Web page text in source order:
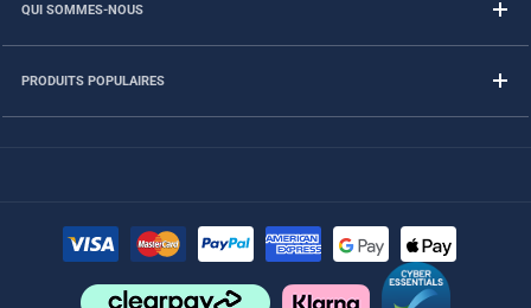
QUI SOMMES-NOUS
PRODUITS POPULAIRES